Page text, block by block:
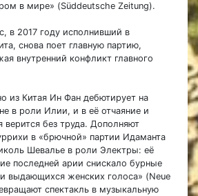
в мире» (Süddeutsche Zeitung).
в 2017 году исполнивший в
снова поет главную партию,
внутренний конфликт главного
из Китая Ин Фан дебютирует на
в роли Илии, и в её отчаяние и
верится без труда. Дополняют
в «брючной» партии Идаманта
Шевалье в роли Электры: её
последней арии снискало бурные
выдающихся женских голоса» (Neue
спектакль в музыкальную